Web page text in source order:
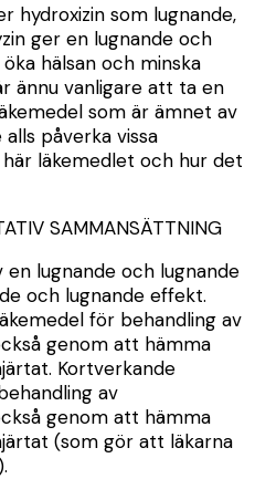
hydroxizin som lugnande,
ger en lugnande och
hälsan och minska
ännu vanligare att ta en
som är ämnet av
påverka vissa
läkemedlet och hur det
SAMMANSÄTTNING
en lugnande och lugnande
och lugnande effekt.
för behandling av
genom att hämma
Kortverkande
av
genom att hämma
(som gör att läkarna